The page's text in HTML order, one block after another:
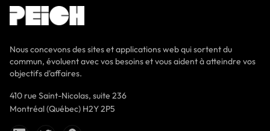
Nous concevons des sites et applications web qui sortent du
commun, évoluent avec vos besoins et vous aident à atteindre vos
objectifs d'affaires.
410 rue Saint-Nicolas, suite 236
Montréal (Québec) H2Y 2P5